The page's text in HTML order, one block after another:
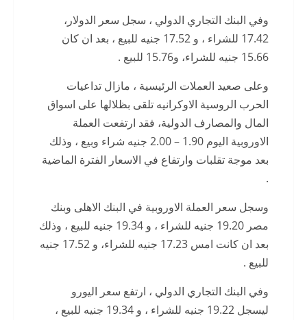
وفي البنك التجاري الدولي ، سجل سعر الدولار،
17.42 للشراء ، و 17.52 جنيه للبيع ، بعد ان كان
15.66 جنيه للشراء، و15.76 للبيع .
وعلى صعيد العملات الرئيسية ، مازال تداعيات
الحرب الروسية الاوكرانيه تلقى بظلالها على اسواق
المال والمصارف الدولية، فقد ارتفعت العملة
الاوروبية اليوم 1.90 – 2.00 جنيه شراء وبيع ، وذلك
بعد موجة تقلبات وارتفاع في الاسعار الفترة الماضية
.
وسجل سعر العملة الاوروبية في البنك الاهلى وبنك
مصر 19.20 جنيه للشراء ، و 19.34 جنيه للبيع ، وذلك
بعد ان كانت امس 17.23 جنيه للشراء، و 17.52 جنيه
للبيع .
وفي البنك التجاري الدولي ، ارتفع سعر اليورو
ليسجل 19.22 جنيه للشراء ، و 19.34 جنيه للبيع ،